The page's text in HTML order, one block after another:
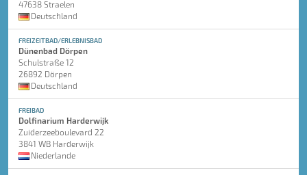
47638 Straelen
Deutschland
FREIZEITBAD/ERLEBNISBAD
Dünenbad Dörpen
Schulstraße 12
26892 Dörpen
Deutschland
FREIBAD
Dolfinarium Harderwijk
Zuiderzeeboulevard 22
3841 WB Harderwijk
Niederlande